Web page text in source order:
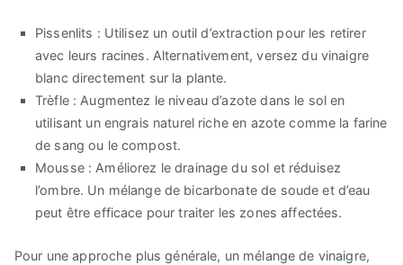
Pissenlits : Utilisez un outil d’extraction pour les retirer
avec leurs racines. Alternativement, versez du vinaigre
blanc directement sur la plante.
Trèfle : Augmentez le niveau d’azote dans le sol en
utilisant un engrais naturel riche en azote comme la farine
de sang ou le compost.
Mousse : Améliorez le drainage du sol et réduisez
l’ombre. Un mélange de bicarbonate de soude et d’eau
peut être efficace pour traiter les zones affectées.
Pour une approche plus générale, un mélange de vinaigre,